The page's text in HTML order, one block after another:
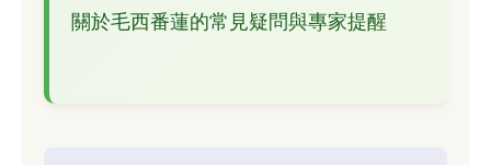
關於毛西番蓮的常見疑問與專家提醒